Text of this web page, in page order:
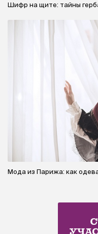
Шифр на щите: тайны
Мода из Парижа: как